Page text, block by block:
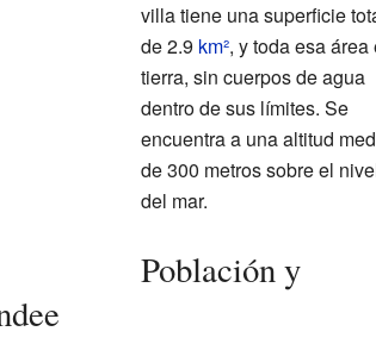
villa tiene una superficie
de 2.9 km², y toda esa área
tierra, sin cuerpos de agua
dentro de sus límites. Se
encuentra a una altitud
de 300 metros sobre el
del mar.
Población y